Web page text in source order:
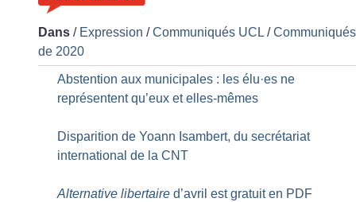
Dans / Expression /Communiqués UCL /Communiqués
de 2020
Abstention aux municipales : les élu·es ne
représentent qu’eux et elles-mêmes
Disparition de Yoann Isambert, du secrétariat
international de la CNT
Alternative libertaire d’avril est gratuit en PDF